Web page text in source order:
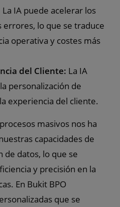
La IA puede acelerar los
errores, lo que se traduce
operativa y costes más
del Cliente: La IA
personalización de
experiencia del cliente.
masivos nos ha
capacidades de
de datos, lo que se
y precisión en la
En Bukit BPO
que se